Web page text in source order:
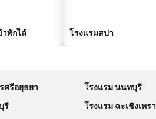
าพักได้ โรงแรมสปา
ศรีอยุธยา
โรงแรม นนทบุรี
รี โรงแรม ฉะเชิงเทรา